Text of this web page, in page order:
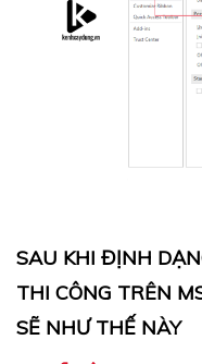
SAU KHI ĐỊNH
THI CÔNG TRÊN
SẼ NHƯ THẾ NÀY